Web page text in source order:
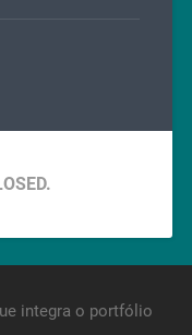
integra o portfólio